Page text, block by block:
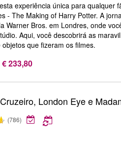
experiência única para qualquer
- The Making of Harry Potter. A
Warner Bros. em Londres, onde
Aqui, você descobrirá as
que fizeram os filmes.
€ 233,80
London Eye e
(786)